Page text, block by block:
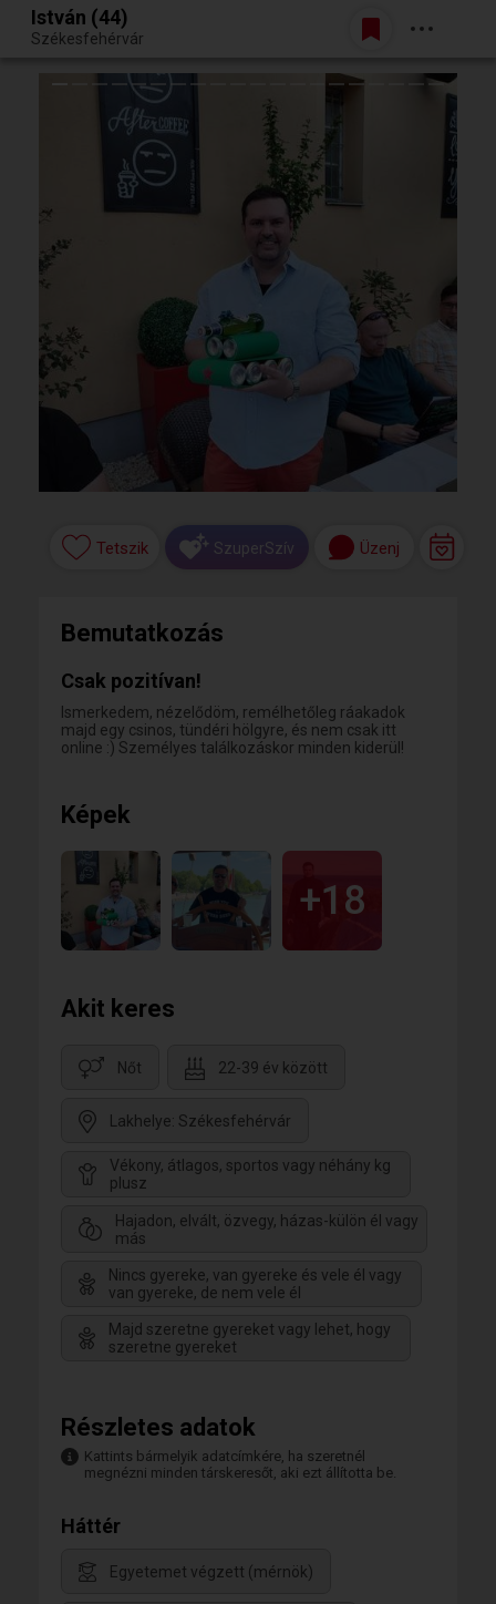
Egy jó randiból bármi lehet.
Belépés
István (44)
Székesfehérvár
Tetszik SzuperSzív Üzenj
Bemutatkozás
Csak pozitívan!
Ismerkedem, nézelődöm, remélhetőleg ráakadok
majd egy csinos, tündéri hölgyre, és nem csak itt
online :) Személyes találkozáskor minden kiderül!
Képek
+18
Akit keres
Nőt 22-39 év között
Lakhelye: Székesfehérvár
Vékony, átlagos, sportos vagy néhány kg
plusz
Hajadon, elvált, özvegy, házas-külön él vagy
más
Nincs gyereke, van gyereke és vele él vagy
van gyereke, de nem vele él
Majd szeretne gyereket vagy lehet, hogy
szeretne gyereket
Részletes adatok
Kattints bármelyik adatcímkére, ha szeretnél
megnézni minden társkeresőt, aki ezt állította be.
Háttér
Egyetemet végzett (mérnök)